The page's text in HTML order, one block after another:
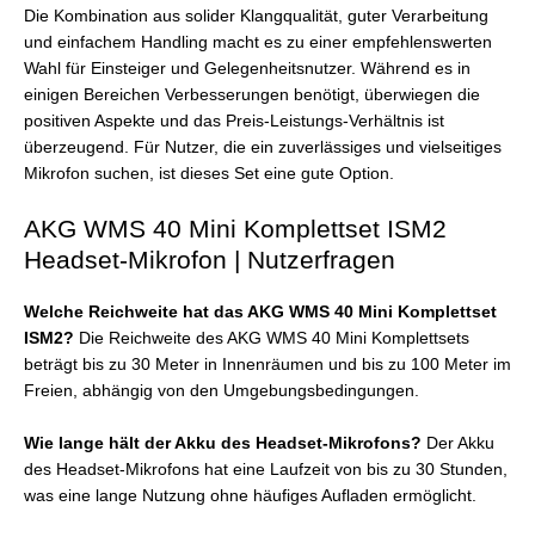
Die Kombination aus solider Klangqualität, guter Verarbeitung
und einfachem Handling macht es zu einer empfehlenswerten
Wahl für Einsteiger und Gelegenheitsnutzer. Während es in
einigen Bereichen Verbesserungen benötigt, überwiegen die
positiven Aspekte und das Preis-Leistungs-Verhältnis ist
überzeugend. Für Nutzer, die ein zuverlässiges und vielseitiges
Mikrofon suchen, ist dieses Set eine gute Option.
AKG WMS 40 Mini Komplettset ISM2
Headset-Mikrofon | Nutzerfragen
Welche Reichweite hat das AKG WMS 40 Mini Komplettset
ISM2? Die Reichweite des AKG WMS 40 Mini Komplettsets
beträgt bis zu 30 Meter in Innenräumen und bis zu 100 Meter im
Freien, abhängig von den Umgebungsbedingungen.
Wie lange hält der Akku des Headset-Mikrofons? Der Akku
des Headset-Mikrofons hat eine Laufzeit von bis zu 30 Stunden,
was eine lange Nutzung ohne häufiges Aufladen ermöglicht.